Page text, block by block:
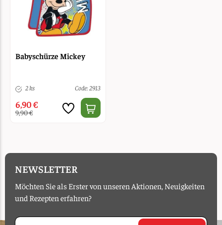
Babyschürze Mickey
2 ks Code: 2913
6,90 €
9,90 €
NEWSLETTER
Möchten Sie als Erster von unseren Aktionen, Neuigkeiten
und Rezepten erfahren?